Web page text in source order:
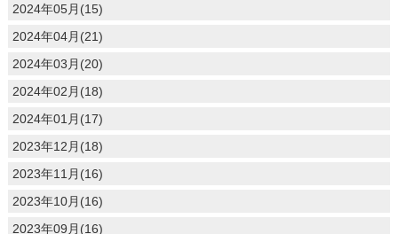
2024年05月(15)
2024年04月(21)
2024年03月(20)
2024年02月(18)
2024年01月(17)
2023年12月(18)
2023年11月(16)
2023年10月(16)
2023年09月(16)